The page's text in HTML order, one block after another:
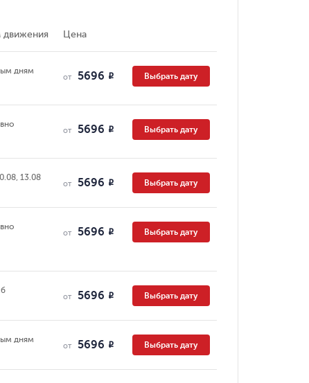
движения Цена
дням
от 5696 R Выбрать дату
от 5696 R Выбрать дату
13.08
от 5696 R Выбрать дату
от 5696 R Выбрать дату
от 5696 R Выбрать дату
дням
от 5696 R Выбрать дату